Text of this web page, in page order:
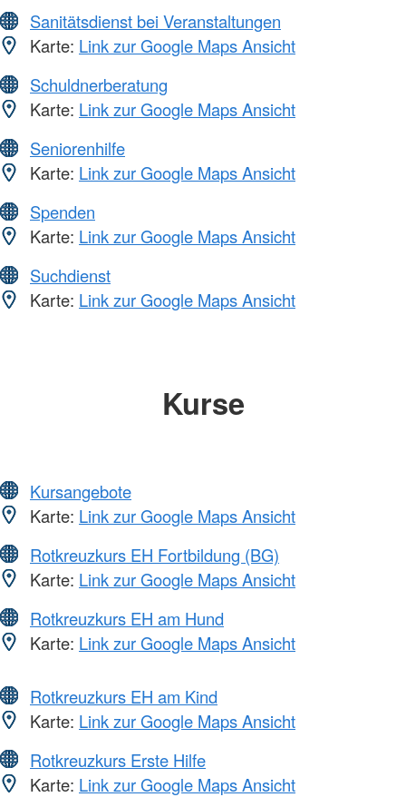
Sanitätsdienst bei Veranstaltungen
Karte: Link zur Google Maps Ansicht
Schuldnerberatung
Karte: Link zur Google Maps Ansicht
Seniorenhilfe
Karte: Link zur Google Maps Ansicht
Spenden
Karte: Link zur Google Maps Ansicht
Suchdienst
Karte: Link zur Google Maps Ansicht
Kurse
Kursangebote
Karte: Link zur Google Maps Ansicht
Rotkreuzkurs EH Fortbildung (BG)
Karte: Link zur Google Maps Ansicht
Rotkreuzkurs EH am Hund
Karte: Link zur Google Maps Ansicht
Rotkreuzkurs EH am Kind
Karte: Link zur Google Maps Ansicht
Rotkreuzkurs Erste Hilfe
Karte: Link zur Google Maps Ansicht